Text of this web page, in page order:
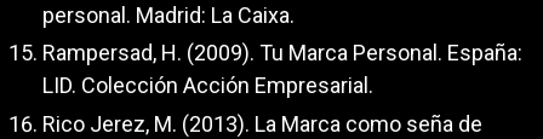
personal. Madrid: La Caixa.
Rampersad, H. (2009). Tu Marca Personal. España:
LID. Colección Acción Empresarial.
Rico Jerez, M. (2013). La Marca como seña de